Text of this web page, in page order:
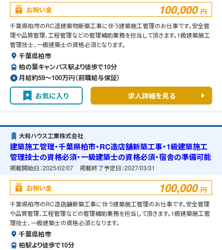
お祝い金 100,000 円
千葉県柏市のRC造建築物新築工事に伴う建築施工管理のお仕事です。安全管
理や品質管理、工程管理などの管理補助業務を担当して頂きます。1級建築施工
管理技士、一級建築士の資格必須となります。
千葉県柏市
柏の葉キャンパス駅より徒歩で10分
月給約59〜100万円（前職給与保証）
お気に入り 求人詳細を見る
大和ハウス工業株式会社
建築施工管理・千葉県柏市・RC造店舗新築工事・1級建築施工
管理技士の資格必須・一級建築士の資格必須・宿舎の準備可能
掲載開始日：2025/02/07 掲載終了予定日：2027/03/31
お祝い金 100,000 円
千葉県柏市のRC造店舗新築工事に伴う建築施工管理のお仕事です。安全管理
や品質管理、工程管理などの管理補助業務を担当して頂きます。1級建築施工管
理技士、一級建築士の資格必須となります。
千葉県柏市
柏駅より徒歩で10分